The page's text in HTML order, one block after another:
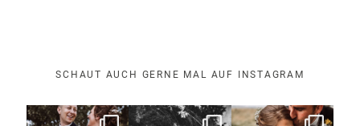
SCHAUT AUCH GERNE MAL AUF INSTAGRAM